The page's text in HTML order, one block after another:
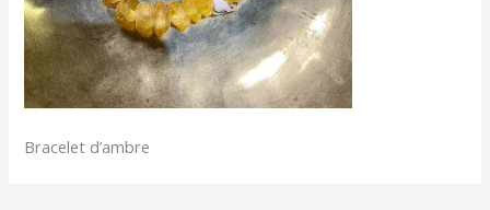
Bracelet d’ambre